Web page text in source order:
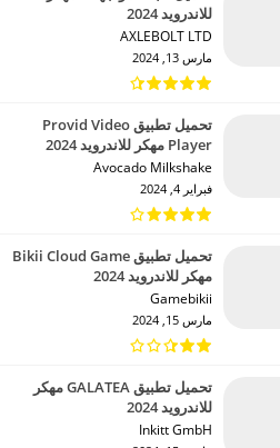
للاندرويد 2024
AXLEBOLT LTD‏
مارس 13, 2024
تحميل تطبيق Provid Video
Player مهكر للاندرويد 2024
Avocado Milkshake‏
فبراير 4, 2024
تحميل تطبيق Bikii Cloud Game
مهكر للاندرويد 2024
Gamebikii‏
مارس 15, 2024
تحميل تطبيق GALATEA مهكر
للاندرويد 2024
Inkitt GmbH‏